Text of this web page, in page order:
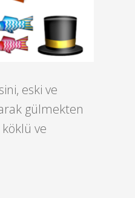
eski ve
gülmekten
ve